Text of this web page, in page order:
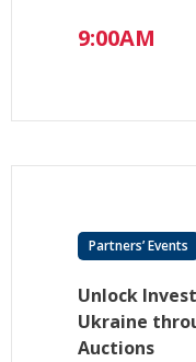
9:00AM
Partners’ Events
Unlock
Ukraine
Auctions